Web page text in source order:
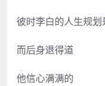
彼时李白的人生规划
而后身退得道
他信心满满的